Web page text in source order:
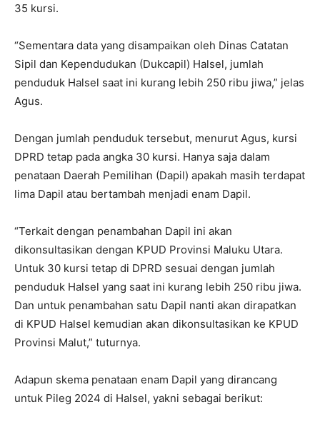
35 kursi.
“Sementara data yang disampaikan oleh Dinas Catatan
Sipil dan Kependudukan (Dukcapil) Halsel, jumlah
penduduk Halsel saat ini kurang lebih 250 ribu jiwa,” jelas
Agus.
Dengan jumlah penduduk tersebut, menurut Agus, kursi
DPRD tetap pada angka 30 kursi. Hanya saja dalam
penataan Daerah Pemilihan (Dapil) apakah masih terdapat
lima Dapil atau bertambah menjadi enam Dapil.
“Terkait dengan penambahan Dapil ini akan
dikonsultasikan dengan KPUD Provinsi Maluku Utara.
Untuk 30 kursi tetap di DPRD sesuai dengan jumlah
penduduk Halsel yang saat ini kurang lebih 250 ribu jiwa.
Dan untuk penambahan satu Dapil nanti akan dirapatkan
di KPUD Halsel kemudian akan dikonsultasikan ke KPUD
Provinsi Malut,” tuturnya.
Adapun skema penataan enam Dapil yang dirancang
untuk Pileg 2024 di Halsel, yakni sebagai berikut: